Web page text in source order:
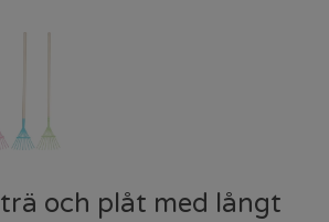
och plåt med långt